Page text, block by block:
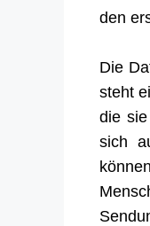
den
Die
steht
die
sich